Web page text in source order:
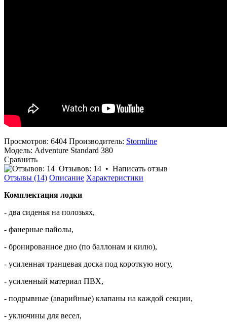
Просмотров: 6404 Производитель: Stormline
Модель: Adventure Standard 380
Сравнить
Отзывов: 14 • Написать отзыв
Отзывы (14) Описание Характеристики
Комплектация лодки
- два сиденья на полозьях,
- фанерные пайолы,
- бронированное дно (по баллонам и килю),
- усиленная транцевая доска под короткую ногу,
- усиленный материал ПВХ,
- подрывные (аварийные) клапаны на каждой секции,
- уключины для весел,